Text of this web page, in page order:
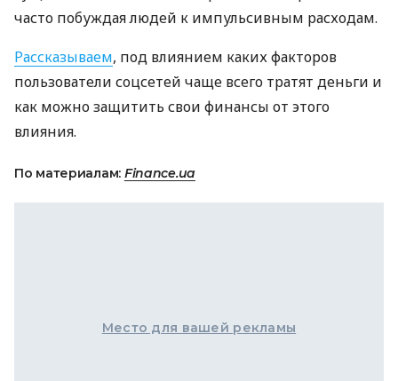
часто побуждая людей к импульсивным расходам.
Рассказываем, под влиянием каких факторов
пользователи соцсетей чаще всего тратят деньги и
как можно защитить свои финансы от этого
влияния.
По материалам: Finance.ua
Место для вашей рекламы